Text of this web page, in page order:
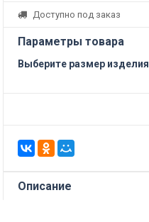
Доступно под заказ
Параметры товара
Выберите размер изделия
Описание